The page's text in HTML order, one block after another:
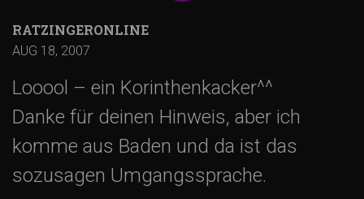
RATZINGERONLINE
AUG 18, 2007
Looool – ein Korinthenkacker^^
Danke für deinen Hinweis, aber ich
komme aus Baden und da ist das
sozusagen Umgangssprache.